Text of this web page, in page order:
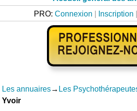
PRO: Connexion Inscription
Les annuaires→ Les
Yvoir